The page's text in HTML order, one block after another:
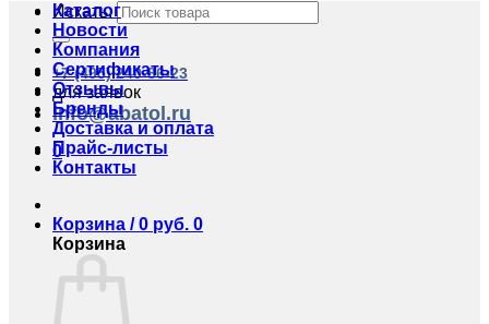
Искать:
+7 (495) 240-86-23
для заявок
info@abatol.ru
0
Каталог
Новости
Компания
Сертификаты
Отзывы
Бренды
Доставка и оплата
Прайс-листы
Контакты
Корзина /0 руб. 0
Корзина